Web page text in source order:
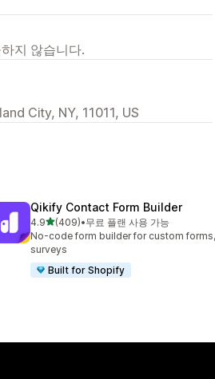
지 않습니다.
City, NY, 11011, US
Qikify Contact Form Builder
4.9별 5개 중
(409)
총 리뷰 409개
•무료 플랜 사용 가능
No-code form builder for custom
surveys
Built for Shopify